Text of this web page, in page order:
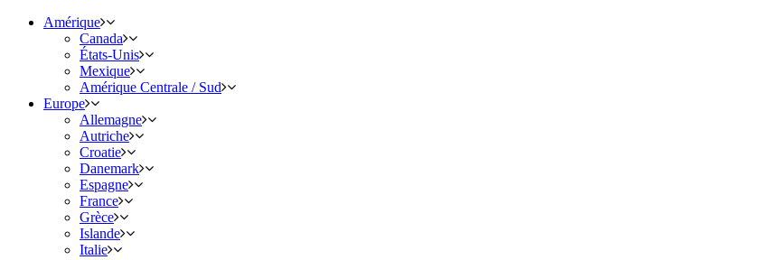
Amérique
Canada
États-Unis
Mexique
Amérique Centrale / Sud
Europe
Allemagne
Autriche
Croatie
Danemark
Espagne
France
Grèce
Islande
Italie